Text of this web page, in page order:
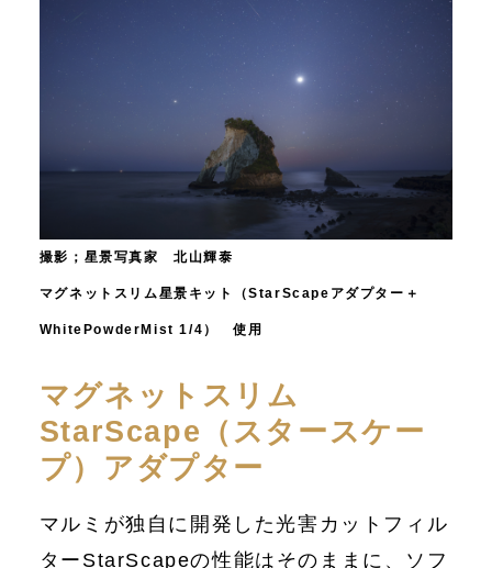
撮影；星景写真家 北山輝泰
マグネットスリム星景キット（StarScapeアダプター＋
WhitePowderMist 1/4） 使用
マグネットスリム
StarScape（スタースケー
プ）アダプター
マルミが独自に開発した光害カットフィル
ターStarScapeの性能はそのままに、ソフ